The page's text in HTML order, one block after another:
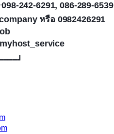
098-242-6291, 086-289-6539
หรือ 0982426291